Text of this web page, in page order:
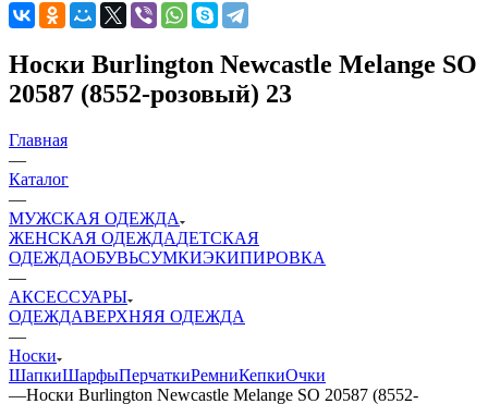
Носки Burlington Newcastle Melange SO
20587 (8552-розовый) 23
Главная
—
Каталог
—
МУЖСКАЯ ОДЕЖДА
ЖЕНСКАЯ ОДЕЖДАДЕТСКАЯ
ОДЕЖДАОБУВЬСУМКИЭКИПИРОВКА
—
АКСЕССУАРЫ
ОДЕЖДАВЕРХНЯЯ ОДЕЖДА
—
Носки
ШапкиШарфыПерчаткиРемниКепкиОчки
—Носки Burlington Newcastle Melange SO 20587 (8552-